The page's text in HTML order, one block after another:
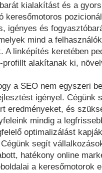
kialakítást és a
keresőmotoros
igényes és
mind a
A linképítés keretében
alakítanak ki,
a SEO nem egyszeri
igényel. Cégünk
eredményeket, és
mindig a
optimalizálást
segít
hatékony online
a keresőmotorok